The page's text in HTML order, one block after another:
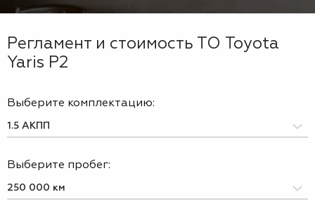
Регламент и стоимость ТО Toyota
Yaris P2
Выберите комплектацию:
Выберите пробег: